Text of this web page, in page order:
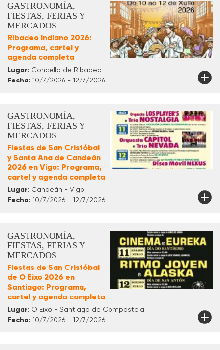
GASTRONOMÍA,
FIESTAS, FERIAS Y
MERCADOS
Ribadeo Indiano 2026:
Programa, cartel y
agenda completa
Lugar: Concello de Ribadeo
Fecha: 10/7/2026 - 12/7/2026
GASTRONOMÍA,
FIESTAS, FERIAS Y
MERCADOS
Fiestas de San Cristóbal
y Santa Ana de Candeán
2026 en Vigo: Programa,
cartel y agenda completa
Lugar: Candeán - Vigo
Fecha: 10/7/2026 - 12/7/2026
GASTRONOMÍA,
FIESTAS, FERIAS Y
MERCADOS
Fiestas de San Cristóbal
de O Eixo 2026 en
Santiago: Programa,
cartel y agenda completa
Lugar: O Eixo - Santiago de Compostela
Fecha: 10/7/2026 - 12/7/2026